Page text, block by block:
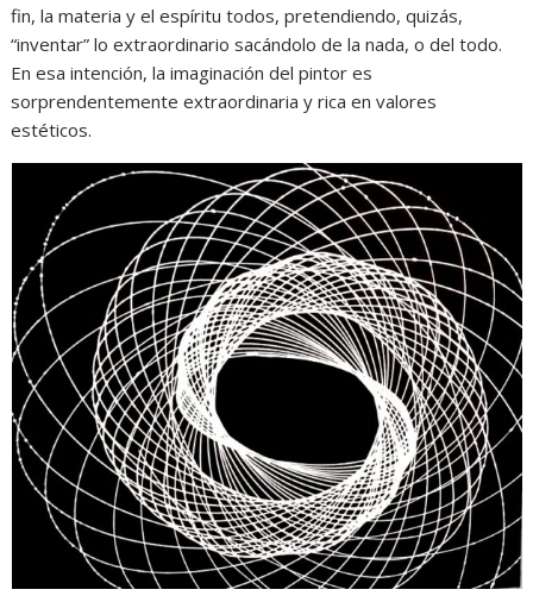
fin, la materia y el espíritu todos, pretendiendo, quizás,
“inventar” lo extraordinario sacándolo de la nada, o del todo.
En esa intención, la imaginación del pintor es
sorprendentemente extraordinaria y rica en valores
estéticos.